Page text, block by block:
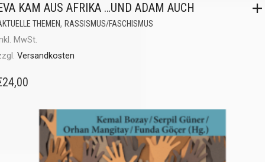
KAM AUS AFRIKA …UND ADAM AUCH
THEMEN, RASSISMUS/FASCHISMUS
MwSt.
Versandkosten
24,00